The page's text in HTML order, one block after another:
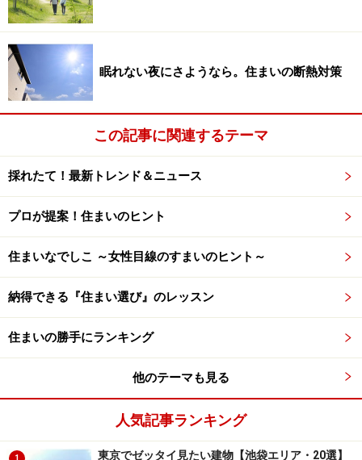
忙しいお母さんにとって、食事の時はゆっくり腰をおろせる
唯一の時間です。
リビングより食卓を重視したいもう一つの理由は、家族
で話をするのは「食事をしながら」の時がもっとも多い
からです。
食事の時は、どんなに忙しい母親も食卓につきます。
「今日はどうだったの？」と一言聞くだけでも、子ども
特に話すことがなくても一緒にテレビを見て笑ったり、
とりとめのない話をするだけでも十分。
とりとめのない話からも子どもの様子はなんとなくわか
りますし、一緒に笑うだけでも、とても濃いコミュニケ
ーションタイムになることでしょう。
コミュニケーションを取るために大切なことは？
ジ
へ。
眠れない夜にさようなら。住まいの断熱対策
この記事に関連するテーマ
採れたて！最新トレンド＆ニュース
プロが提案！住まいのヒント
住まいなでしこ ～女性目線のすまいのヒント～
納得できる『住まい選び』のレッスン
住まいの勝手にランキング
他のテーマも見る
人気記事ランキング
1 東京でゼッタイ見たい建物【池袋エリア・20選】